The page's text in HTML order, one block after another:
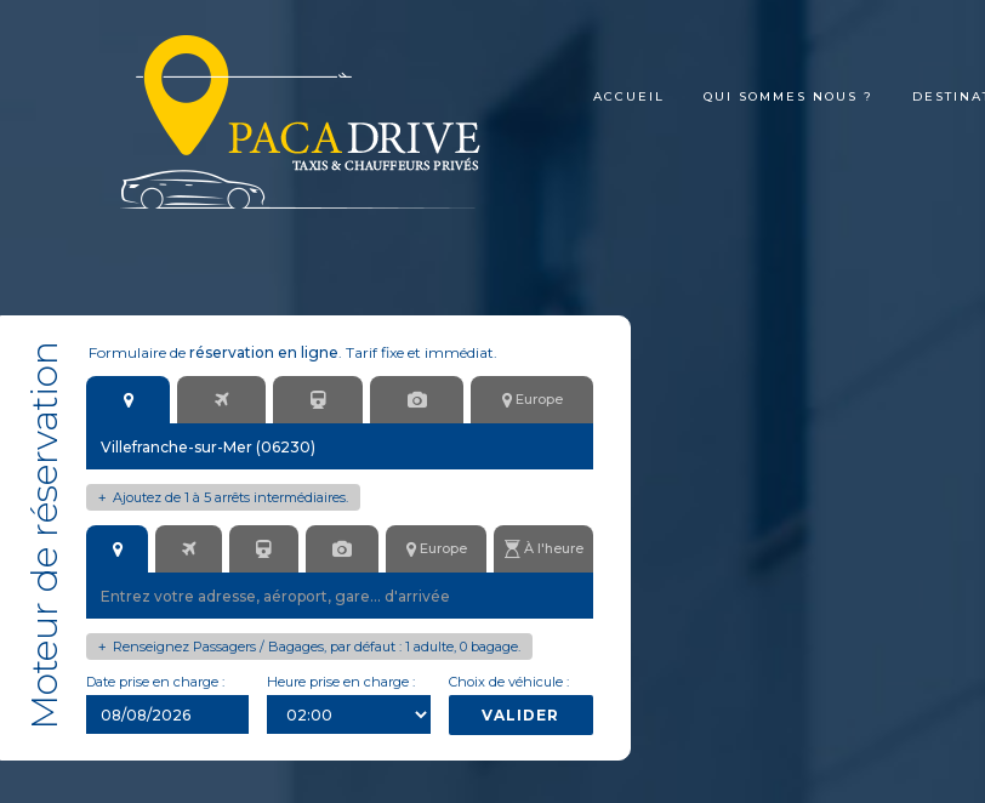
ACCUEIL QUI SOMMES NOUS ?
Moteur de réservation Formulaire de réservation en ligne. Tarif fixe et immédiat.
Europe
Ajoutez de 1 à 5 arrêts intermédiaires.
+
Europe À l'heure
Renseignez Passagers / Bagages, par défaut : 1 adulte, 0 bagage.
+
Date prise en charge : Heure prise en charge : Choix de véhicule :
VALIDER